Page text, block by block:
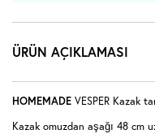
ÜRÜN AÇIKLAMASI
HOMEMADE VESPER Kazak
Kazak omuzdan aşağı 48 cm